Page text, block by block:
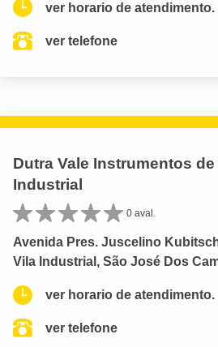
ver horario de atendimento.
ver telefone
Dutra Vale Instrumentos de
Industrial
0 aval.
Avenida Pres. Juscelino
Vila Industrial, São José Dos
ver horario de atendimento.
ver telefone